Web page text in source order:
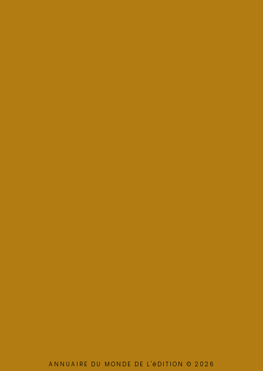
ANNUAIRE DU MONDE DE L'éDITION © 2026